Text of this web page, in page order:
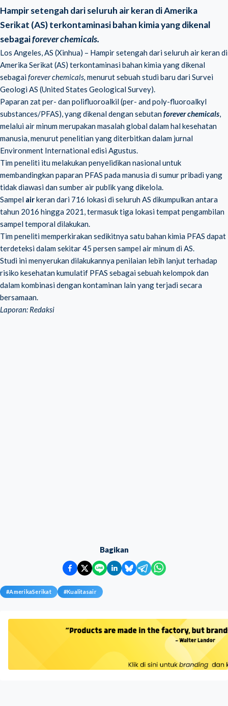
Hampir setengah dari seluruh air keran di Amerika
Serikat (AS) terkontaminasi bahan kimia yang dikenal
sebagaiforever chemicals.
Los Angeles, AS (Xinhua) – Hampir setengah dari seluruh air keran di
Amerika Serikat (AS) terkontaminasi bahan kimia yang dikenal
sebagaiforever chemicals, menurut sebuah studi baru dari Survei
Geologi AS (United States Geological Survey).
Paparan zat per- dan polifluoroalkil (per- and poly-fluoroalkyl
substances/PFAS), yang dikenal dengan sebutanforever chemicals,
melalui air minum merupakan masalah global dalam hal kesehatan
manusia, menurut penelitian yang diterbitkan dalam jurnal
Environment International edisi Agustus.
Tim peneliti itu melakukan penyelidikan nasional untuk
membandingkan paparan PFAS pada manusia di sumur pribadi yang
tidak diawasi dan sumber air publik yang dikelola.
Sampel airkeran dari 716 lokasi di seluruh AS dikumpulkan antara
tahun 2016 hingga 2021, termasuk tiga lokasi tempat pengambilan
sampel temporal dilakukan.
Tim peneliti memperkirakan sedikitnya satu bahan kimia PFAS dapat
terdeteksi dalam sekitar 45 persen sampel air minum di AS.
Studi ini menyerukan dilakukannya penilaian lebih lanjut terhadap
risiko kesehatan kumulatif PFAS sebagai sebuah kelompok dan
dalam kombinasi dengan kontaminan lain yang terjadi secara
bersamaan.
Laporan: Redaksi
Bagikan
#AmerikaSerikat #Kualitasair